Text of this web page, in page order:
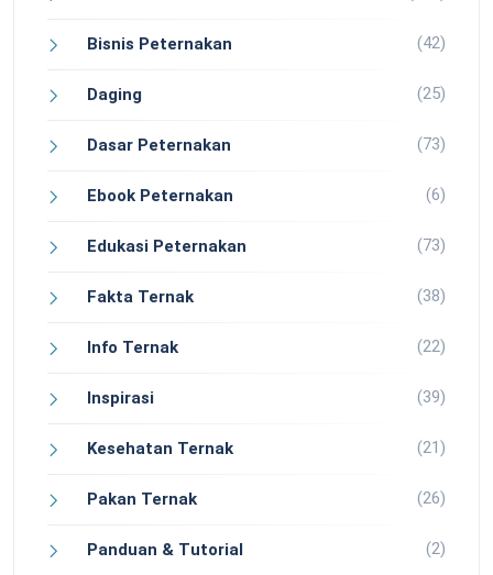
Bisnis Peternakan (42)
Daging (25)
Dasar Peternakan (73)
Ebook Peternakan (6)
Edukasi Peternakan (73)
Fakta Ternak (38)
Info Ternak (22)
Inspirasi (39)
Kesehatan Ternak (21)
Pakan Ternak (26)
Panduan & Tutorial (2)